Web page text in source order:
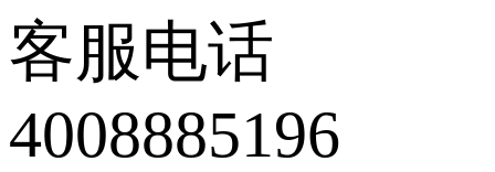
客服电话
4008885196